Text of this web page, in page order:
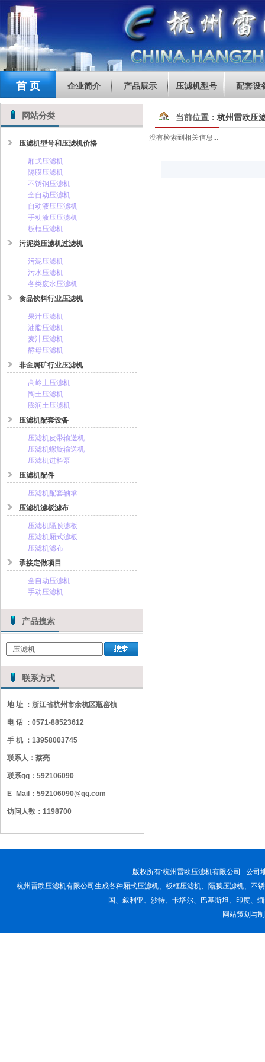
首 页 企业简介 产品展示 压滤机型号 配套设
网站分类
压滤机型号和压滤机价格
厢式压滤机
隔膜压滤机
不锈钢压滤机
全自动压滤机
自动液压压滤机
手动液压压滤机
板框压滤机
污泥类压滤机过滤机
污泥压滤机
污水压滤机
各类废水压滤机
食品饮料行业压滤机
果汁压滤机
油脂压滤机
麦汁压滤机
酵母压滤机
非金属矿行业压滤机
高岭土压滤机
陶土压滤机
膨润土压滤机
压滤机配套设备
压滤机皮带输送机
压滤机螺旋输送机
压滤机进料泵
压滤机配件
压滤机配套轴承
压滤机滤板滤布
压滤机隔膜滤板
压滤机厢式滤板
压滤机滤布
承接定做项目
全自动压滤机
手动压滤机
产品搜索
联系方式
地 址 ：浙江省杭州市余杭区瓶窑镇
电 话 ：0571-88523612
手 机 ：13958003745
联系人：蔡亮
联系qq：592106090
E_Mail：592106090@qq.com
访问人数：1198700
当前位置： 杭州雷欧压
没有检索到相关信息...
版权所有:杭州雷欧压滤机有限公司
公司
杭州雷欧压滤机有限公司生成各种厢式压滤机、板框压滤机、隔膜压滤机、
国、叙利亚、沙特、卡塔尔、巴基斯坦、印度、
网站策划与